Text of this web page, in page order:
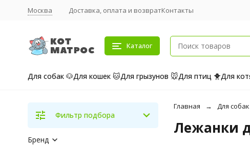
Москва Доставка, оплата и возвратКонтакты
Каталог
Для собак 🐶Для кошек 🐱Для грызунов 🐭Для птиц 🐥Для
Главная Для собак
Лежанки
Фильтр подбора
Бренд